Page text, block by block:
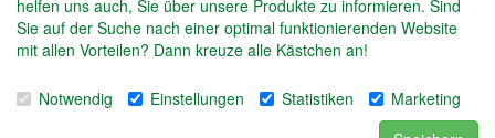
INFO
Zahlung
Impressum/ Kontakt
helfen uns auch, Sie über unsere Produkte zu informieren. Sind
Sie auf der Suche nach einer optimal funktionierenden Website
mit allen Vorteilen? Dann kreuze alle Kästchen an!
Notwendig Einstellungen Statistiken
Marketing